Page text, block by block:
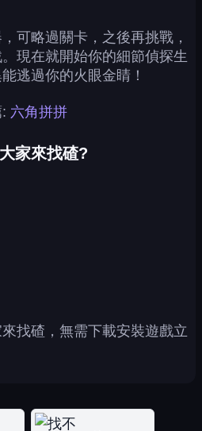
可略過關卡，之後再挑戰，
現在就開始你的細節偵探生
逃過你的火眼金睛！
六角拼拼
家來找碴?
找碴，無需下載安裝遊戲立